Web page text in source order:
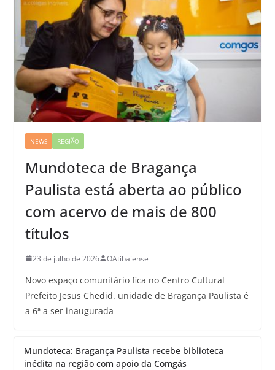
NEWS REGIÃO
Mundoteca de Bragança
Paulista está aberta ao público
com acervo de mais de 800
títulos
23 de julho de 2026 OAtibaiense
Novo espaço comunitário fica no Centro Cultural
Prefeito Jesus Chedid. unidade de Bragança Paulista é
a 6ª a ser inaugurada
Mundoteca: Bragança Paulista recebe biblioteca
inédita na região com apoio da Comgás